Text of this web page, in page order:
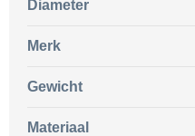
Diameter
Merk
Gewicht
Materiaal